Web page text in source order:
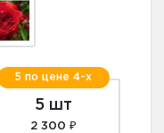
5 по цене 4-х
5 шт
2 300 ₽